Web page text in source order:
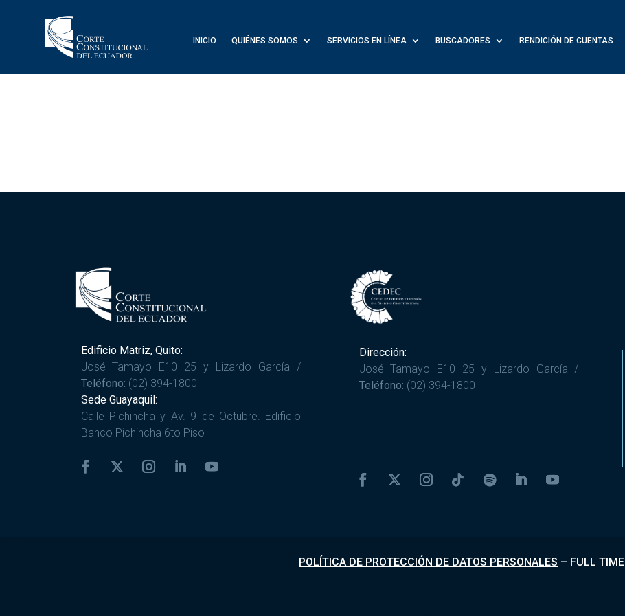
INICIO QUIÉNES SOMOS SERVICIOS EN LÍNEA BUSCADORES RENDICIÓN DE CUENTAS
Edificio Matriz, Quito:
José Tamayo E10 25 y Lizardo García /
Teléfono: (02) 394-1800
Sede Guayaquil:
Calle Pichincha y Av. 9 de Octubre. Edificio
Banco Pichincha 6to Piso
Dirección:
José Tamayo E10 25 y Lizardo García /
Teléfono: (02) 394-1800
POLÍTICA DE PROTECCIÓN DE DATOS PERSONALES – FULL TIME